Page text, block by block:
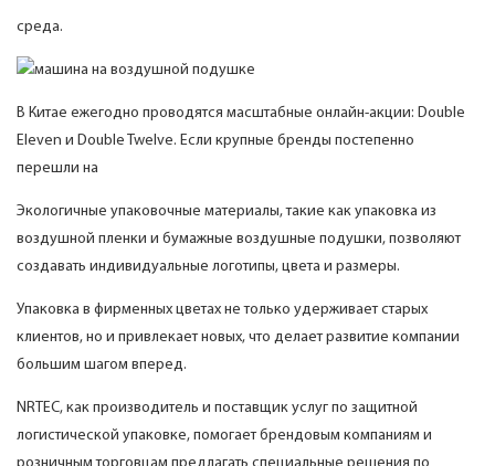
среда.
В Китае ежегодно проводятся масштабные онлайн-акции: Double
Eleven и Double Twelve. Если крупные бренды постепенно
перешли на
Экологичные упаковочные материалы, такие как упаковка из
воздушной пленки и бумажные воздушные подушки, позволяют
создавать индивидуальные логотипы, цвета и размеры.
Упаковка в фирменных цветах не только удерживает старых
клиентов, но и привлекает новых, что делает развитие компании
большим шагом вперед.
NRTEC, как производитель и поставщик услуг по защитной
логистической упаковке, помогает брендовым компаниям и